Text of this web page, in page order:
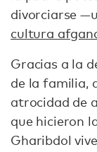
divorciarse
cultura
Gracias a la
de la familia,
atrocidad de
que hicieron
Gharibdol